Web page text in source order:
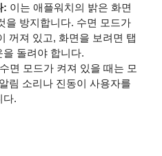
: 이는 애플워치의 밝은 화면
을 방지합니다. 수면 모드가
꺼져 있고, 화면을 보려면 탭
돌려야 합니다.
수면 모드가 켜져 있을 때는 모
림 소리나 진동이 사용자를
다.